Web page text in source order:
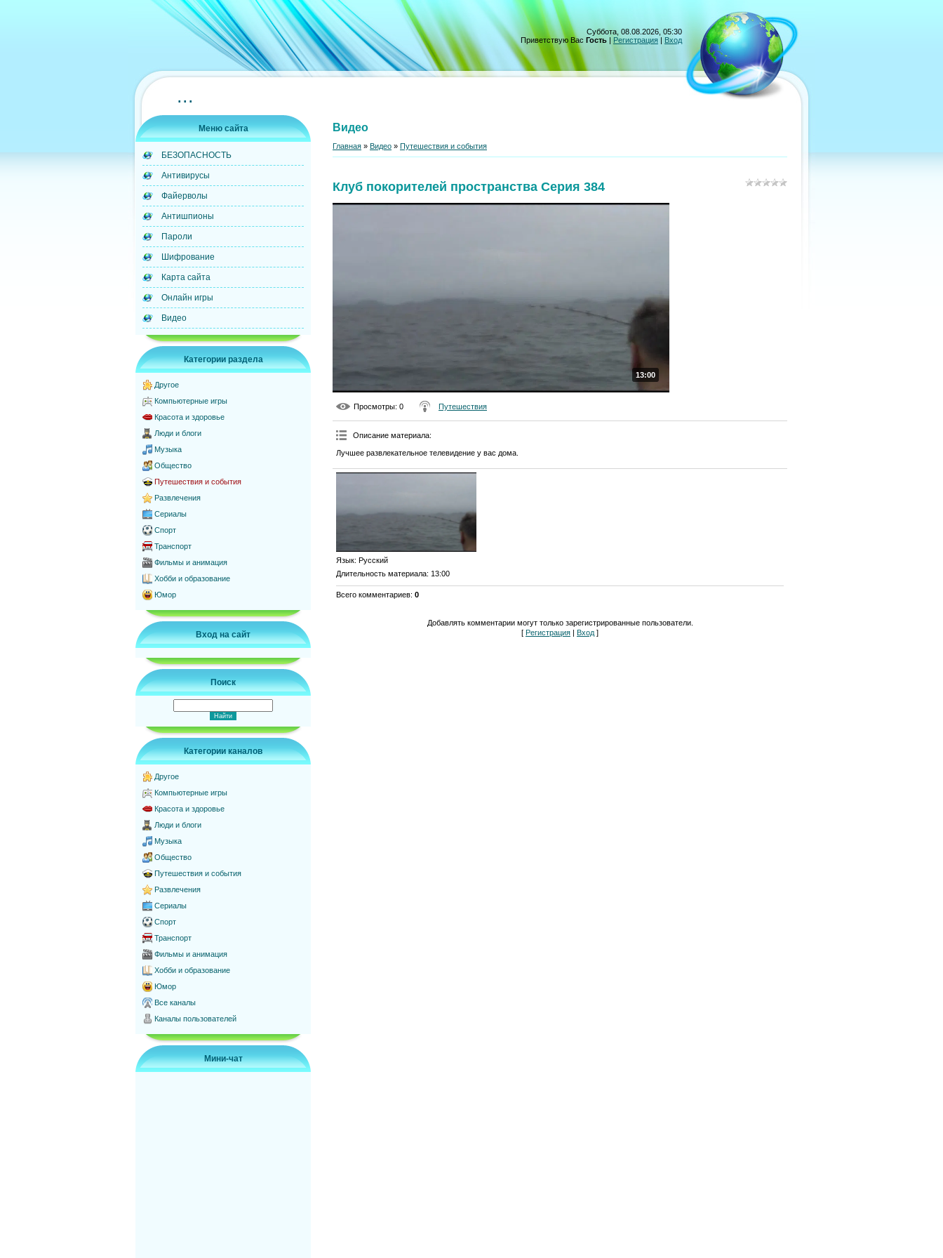
Суббота, 08.08.2026, 05:30
Приветствую Вас Гость | Регистрация | Вход
...
Меню сайта
БЕЗОПАСНОСТЬ
Антивирусы
Файерволы
Антишпионы
Пароли
Шифрование
Карта сайта
Онлайн игры
Видео
Категории раздела
Другое
Компьютерные игры
Красота и здоровье
Люди и блоги
Музыка
Общество
Путешествия и события
Развлечения
Сериалы
Спорт
Транспорт
Фильмы и анимация
Хобби и образование
Юмор
Вход на сайт
Поиск
Категории каналов
Другое
Компьютерные игры
Красота и здоровье
Люди и блоги
Музыка
Общество
Путешествия и события
Развлечения
Сериалы
Спорт
Транспорт
Фильмы и анимация
Хобби и образование
Юмор
Все каналы
Каналы пользователей
Мини-чат
Видео
Главная » Видео » Путешествия и события
Клуб покорителей пространства Серия 384
13:00
Просмотры: 0 Путешествия
Описание материала:
Лучшее развлекательное телевидение у вас дома.
Язык: Русский
Длительность материала: 13:00
Всего комментариев: 0
Добавлять комментарии могут только зарегистрированные пользователи.
[ Регистрация | Вход ]